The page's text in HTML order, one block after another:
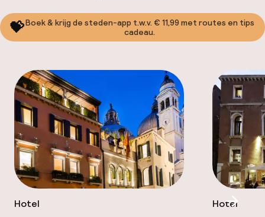
💝Boek & krijg de steden-app t.w.v. € 11,99 met routes en tips
cadeau.
Hotel Hotel